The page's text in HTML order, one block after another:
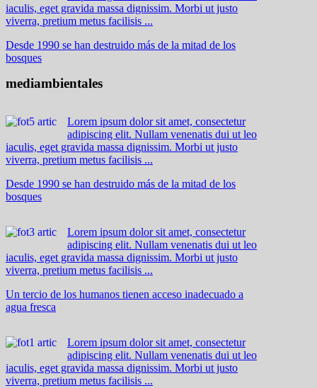
iaculis, eget gravida massa dignissim. Morbi ut justo
viverra, pretium metus facilisis ...
Desde 1990 se han destruido más de la mitad de los
bosques
mediambientales
Lorem ipsum dolor sit amet, consectetur
adipiscing elit. Nullam venenatis dui ut leo
iaculis, eget gravida massa dignissim. Morbi ut justo
viverra, pretium metus facilisis ...
Desde 1990 se han destruido más de la mitad de los
bosques
Lorem ipsum dolor sit amet, consectetur
adipiscing elit. Nullam venenatis dui ut leo
iaculis, eget gravida massa dignissim. Morbi ut justo
viverra, pretium metus facilisis ...
Un tercio de los humanos tienen acceso inadecuado a
agua fresca
Lorem ipsum dolor sit amet, consectetur
adipiscing elit. Nullam venenatis dui ut leo
iaculis, eget gravida massa dignissim. Morbi ut justo
viverra, pretium metus facilisis ...